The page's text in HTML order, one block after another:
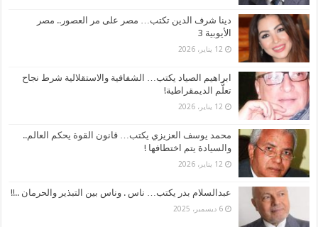
دينا شرف الدين تكتب… مصر على مر العصور.. مصر
الأيوبية 3
12 يناير، 2026
ابراهيم الصياد يكتب… الشفافية والاستقلالية شرط نجاح
تعلُّم الديمقراطية!
12 يناير، 2026
محمد يوسف العزيزي يكتب… قانون القوة يحكم العالم..
والسيادة يتم اختطافها !
12 يناير، 2026
عبدالسلام بدر يكتب… ناس . وناس بين التبذير والحرمان ..!!
6 ديسمبر، 2025